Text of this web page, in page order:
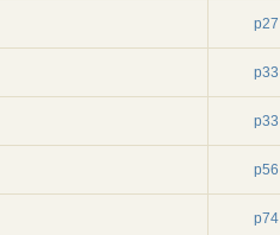
p27
p33
p33
p56
p74